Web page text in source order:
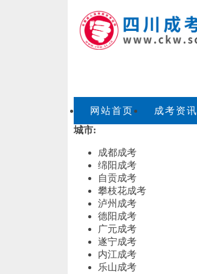
网站首页 成考资讯
城市:
成都成考
绵阳成考
自贡成考
攀枝花成考
泸州成考
德阳成考
广元成考
遂宁成考
内江成考
乐山成考